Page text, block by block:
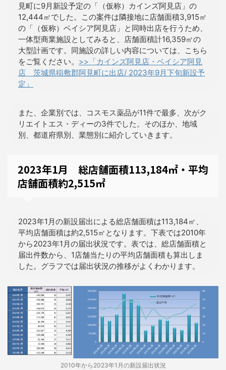
見町に9月新設予定の「（仮称）カインズ阿見店」の
12,444㎡でした。この案件は隣接地に店舗面積3,915㎡
の「（仮称）ベイシア阿見店」と同時出店を行うため、
一体型商業施設としてみると、店舗面積計16,359㎡の
大型計画です。同施設の詳しい内容については、こちら
をご覧ください。 >>「カインズ阿見店・ベイシア阿見
店 茨城県稲敷郡阿見町に出店/ 2023年9月下旬新設予
定」
また、企業別では、コスモス薬品が11件で最多、次がク
リエイトエス・ディーの3件でした。そのほか、地域
別、都道府県別、業態別に紹介していきます。
2023年1月 総店舗面積113,184㎡・平均
店舗面積約2,515㎡
2023年1月の新設届出による総店舗面積は113,184㎡、
平均店舗面積は約2,515㎡となります。下表では2010年
から2023年1月の届出状況です。表では、総店舗面積と
届出件数から、1店舗当たりの平均店舗面積も算出しま
した。グラフでは届出状況の推移がよくわかります。
2010年から2023年1月の新設届出状況